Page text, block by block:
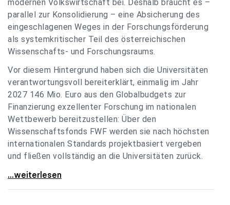
modernen Volkswirtschaft bei. Deshalb braucht es –
parallel zur Konsolidierung – eine Absicherung des
eingeschlagenen Weges in der Forschungsförderung
als systemkritischer Teil des österreichischen
Wissenschafts- und Forschungsraums.
Vor diesem Hintergrund haben sich die Universitäten
verantwortungsvoll bereiterklärt, einmalig im Jahr
2027 146 Mio. Euro aus den Globalbudgets zur
Finanzierung exzellenter Forschung im nationalen
Wettbewerb bereitzustellen: Über den
Wissenschaftsfonds FWF werden sie nach höchsten
internationalen Standards projektbasiert vergeben
und fließen vollständig an die Universitäten zurück.
Gemeinsam für einen starken Wissenschafts- und
...weiterlesen